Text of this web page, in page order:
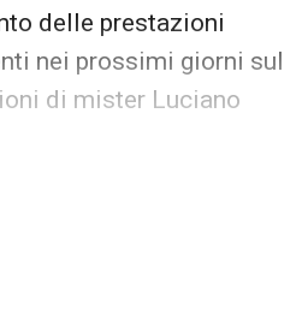
delle prestazioni
nei prossimi giorni sul
di mister Luciano